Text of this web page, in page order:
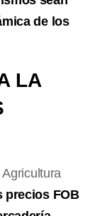
de los
LA
precios FOB